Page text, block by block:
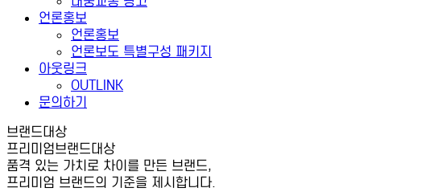
언론홍보
언론홍보
언론보도 특별구성 패키지
아웃링크
OUTLINK
문의하기
브랜드대상
프리미엄브랜드대상
품격 있는 가치로 차이를 만든 브랜드,
프리미엄 브랜드의 기준을 제시합니다.